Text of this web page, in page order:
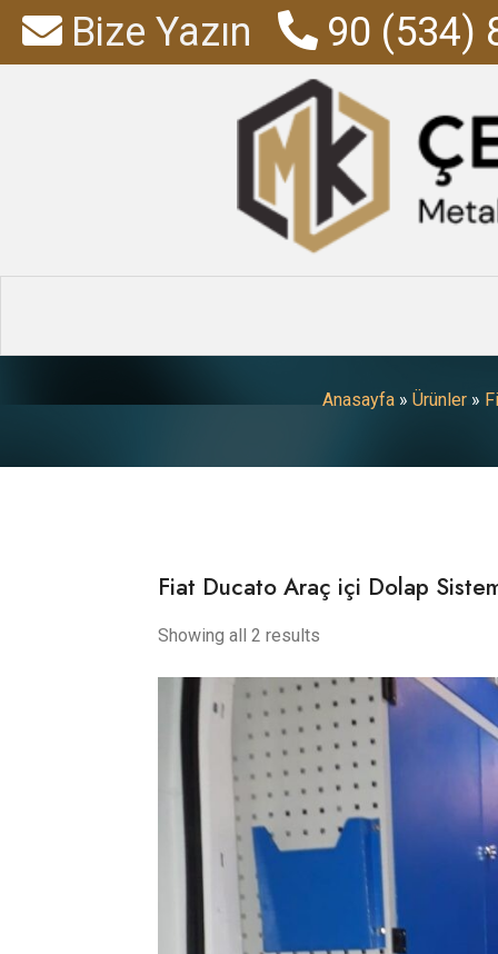
Bize Yazın 90 (534)
Fiat
Anasayfa » Ürünler »
Fiat Ducato Araç içi Dolap
Showing all 2 results